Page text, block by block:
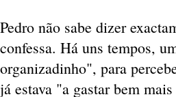
Pedro não sabe dizer
confessa. Há uns tempos,
organizadinho", para
já estava "a gastar bem